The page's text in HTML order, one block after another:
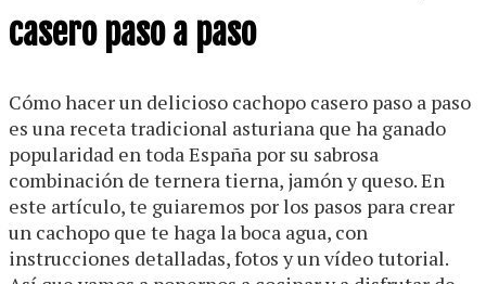
casero paso a paso
Cómo hacer un delicioso cachopo casero paso a paso
es una receta tradicional asturiana que ha ganado
popularidad en toda España por su sabrosa
combinación de ternera tierna, jamón y queso. En
este artículo, te guiaremos por los pasos para crear
un cachopo que te haga la boca agua, con
instrucciones detalladas, fotos y un vídeo tutorial.